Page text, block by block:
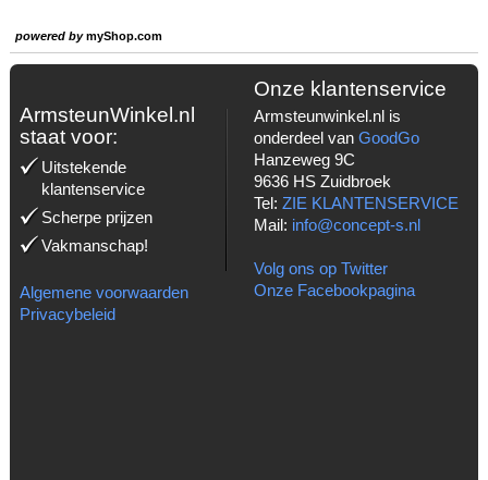
powered bymyShop.com
ArmsteunWinkel.nl
staat voor:
Uitstekende
klantenservice
Scherpe prijzen
Vakmanschap!
Algemene voorwaarden
Privacybeleid
Onze klantenservice
Armsteunwinkel.nl is
onderdeel van GoodGo
Hanzeweg 9C
9636 HS Zuidbroek
Tel: ZIE KLANTENSERVICE
Mail: info@concept-s.nl
Volg ons op Twitter
Onze Facebookpagina